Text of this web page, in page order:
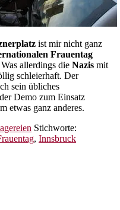
ist mir nicht ganz
Frauentag
allerdings die Nazis mit
schleierhaft. Der
sein übliches
Demo zum Einsatz
etwas ganz anderes.
Stichworte:
, Innsbruck